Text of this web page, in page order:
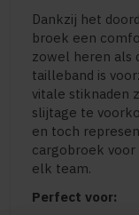
Dankzij het
broek een
zowel heren als
tailleband is
vitale stiknaden
slijtage te
en toch
cargobroek
elk team.
Perfect voor: